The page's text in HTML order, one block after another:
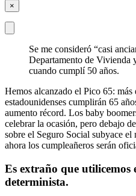
×
Se me consideró “casi
Departamento de Vivienda
cuando cumplí 50 años.
Hemos alcanzado el Pico 65:
estadounidenses cumplirán 65
aumento récord. Los baby
celebrar la ocasión, pero debajo
sobre el Seguro Social subyace el
ahora los cumpleañeros serán
Es extraño que
determinista.